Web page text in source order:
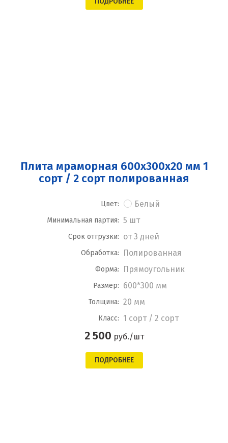
Плита мраморная 600x300x20 мм 1
сорт / 2 сорт полированная
Цвет: Белый
Минимальная партия: 5 шт
Срок отгрузки: от 3 дней
Обработка: Полированная
Форма: Прямоугольник
Размер: 600*300 мм
Толщина: 20 мм
Класс: 1 сорт / 2 сорт
2 500 руб./шт
ПОДРОБНЕЕ